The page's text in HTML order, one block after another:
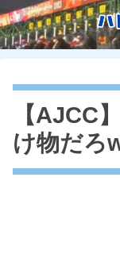
【AJCC
け物だろ